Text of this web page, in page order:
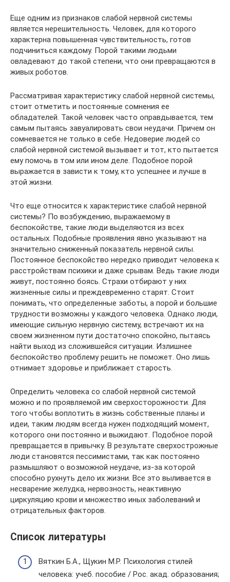
Еще одним из признаков слабой нервной системы
является нерешительность. Человек, для которого
характерна повышенная чувствительность, готов
подчиниться каждому. Порой такими людьми
овладевают до такой степени, что они превращаются в
живых роботов.
Рассматривая характеристику слабой нервной системы,
стоит отметить и постоянные сомнения ее
обладателей. Такой человек часто оправдывается, тем
самым пытаясь завуалировать свои неудачи. Причем он
сомневается не только в себе. Недоверие людей со
слабой нервной системой вызывает и тот, кто пытается
ему помочь в том или ином деле. Подобное порой
выражается в зависти к тому, кто успешнее и лучше в
этой жизни.
Что еще относится к характеристике слабой нервной
системы? По возбуждению, выражаемому в
беспокойстве, такие люди выделяются из всех
остальных. Подобные проявления явно указывают на
значительно сниженный показатель нервной силы.
Постоянное беспокойство нередко приводит человека к
расстройствам психики и даже срывам. Ведь такие люди
живут, постоянно боясь. Страхи отбирают у них
жизненные силы и преждевременно старят. Стоит
понимать, что определенные заботы, а порой и большие
трудности возможны у каждого человека. Однако люди,
имеющие сильную нервную систему, встречают их на
своем жизненном пути достаточно спокойно, пытаясь
найти выход из сложившейся ситуации. Излишнее
беспокойство проблему решить не поможет. Оно лишь
отнимает здоровье и приближает старость.
Определить человека со слабой нервной системой
можно и по проявляемой им сверхосторожности. Для
того чтобы воплотить в жизнь собственные планы и
идеи, таким людям всегда нужен подходящий момент,
которого они постоянно и выжидают. Подобное порой
превращается в привычку. В результате сверхострожные
люди становятся пессимистами, так как постоянно
размышляют о возможной неудаче, из-за которой
способно рухнуть дело их жизни. Все это выливается в
несварение желудка, нервозность, неактивную
циркуляцию крови и множество иных заболеваний и
отрицательных факторов.
Список литературы
Вяткин Б.А., Щукин М.Р. Психология стилей
человека: учеб. пособие / Рос. акад. образования;